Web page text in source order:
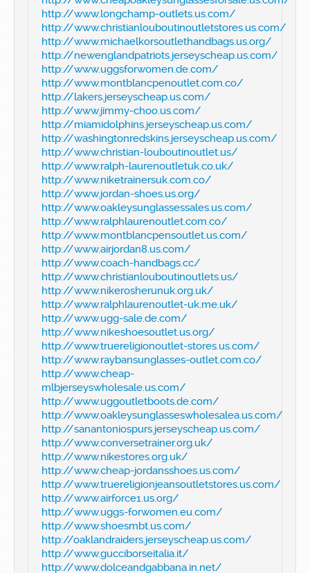
http://www.longchamp-outlets.us.com/
http://www.christianlouboutinoutletstores.us.com/
http://www.michaelkorsoutlethandbags.us.org/
http://newenglandpatriots.jerseyscheap.us.com/
http://www.uggsforwomen.de.com/
http://www.montblancpenoutlet.com.co/
http://lakers.jerseyscheap.us.com/
http://www.jimmy-choo.us.com/
http://miamidolphins.jerseyscheap.us.com/
http://washingtonredskins.jerseyscheap.us.com/
http://www.christian-louboutinoutlet.us/
http://www.ralph-laurenoutletuk.co.uk/
http://www.niketrainersuk.com.co/
http://www.jordan-shoes.us.org/
http://www.oakleysunglassessales.us.com/
http://www.ralphlaurenoutlet.com.co/
http://www.montblancpensoutlet.us.com/
http://www.airjordan8.us.com/
http://www.coach-handbags.cc/
http://www.christianlouboutinoutlets.us/
http://www.nikerosherunuk.org.uk/
http://www.ralphlaurenoutlet-uk.me.uk/
http://www.ugg-sale.de.com/
http://www.nikeshoesoutlet.us.org/
http://www.truereligionoutlet-stores.us.com/
http://www.raybansunglasses-outlet.com.co/
http://www.cheap-
mlbjerseyswholesale.us.com/
http://www.uggoutletboots.de.com/
http://www.oakleysunglasseswholesalea.us.com/
http://sanantoniospurs.jerseyscheap.us.com/
http://www.conversetrainer.org.uk/
http://www.nikestores.org.uk/
http://www.cheap-jordansshoes.us.com/
http://www.truereligionjeansoutletstores.us.com/
http://www.airforce1.us.org/
http://www.uggs-forwomen.eu.com/
http://www.shoesmbt.us.com/
http://oaklandraiders.jerseyscheap.us.com/
http://www.gucciborseitalia.it/
http://www.dolceandgabbana.in.net/